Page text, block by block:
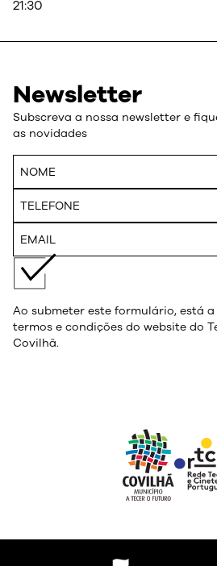
21:30
Newsletter
Subscreva a nossa newsletter e
as novidades
Ao submeter este formulário, está
termos e condições do website do
Covilhã.